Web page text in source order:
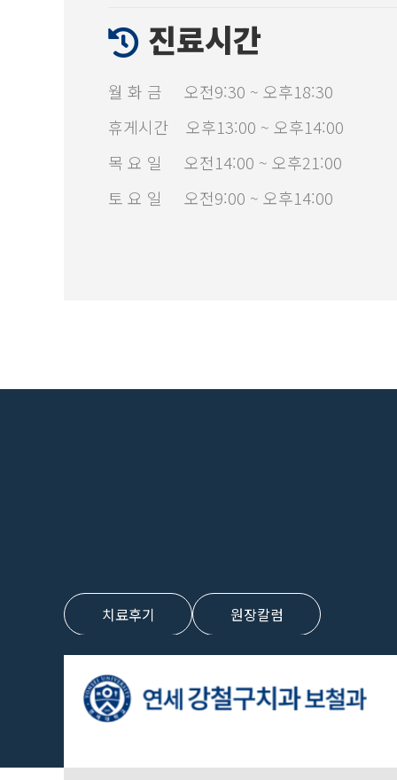
진료시간
월 화 금 오전9:30 ~ 오후18:30
휴게시간 오후13:00 ~ 오후14:00
목 요 일 오전14:00 ~ 오후21:00
토 요 일 오전9:00 ~ 오후14:00
치료후기 원장칼럼